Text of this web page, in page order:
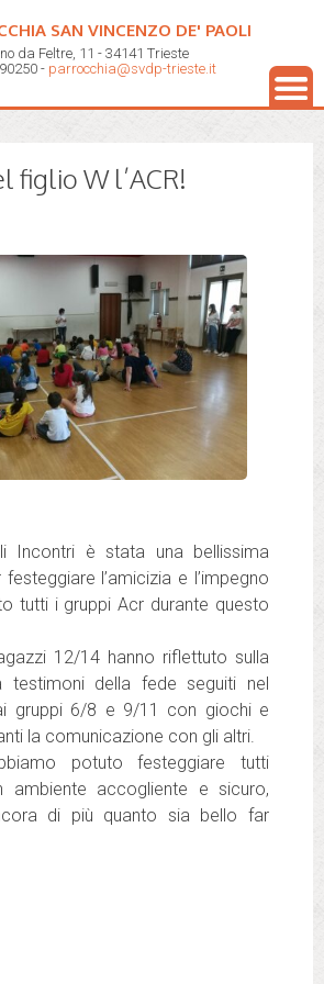
SAN VINCENZO DE' PAOLI
da Feltre, 11 - 34141 Trieste
- parrocchia@svdp-trieste.it
figlio W l’ACR!
Incontri è stata una bellissima
l’amicizia e l’impegno
tutti i gruppi Acr durante questo
12/14 hanno riflettuto sulla
testimoni della fede seguiti nel
gruppi 6/8 e 9/11 con giochi e
la comunicazione con gli altri.
potuto festeggiare tutti
ambiente accogliente e sicuro,
di più quanto sia bello far